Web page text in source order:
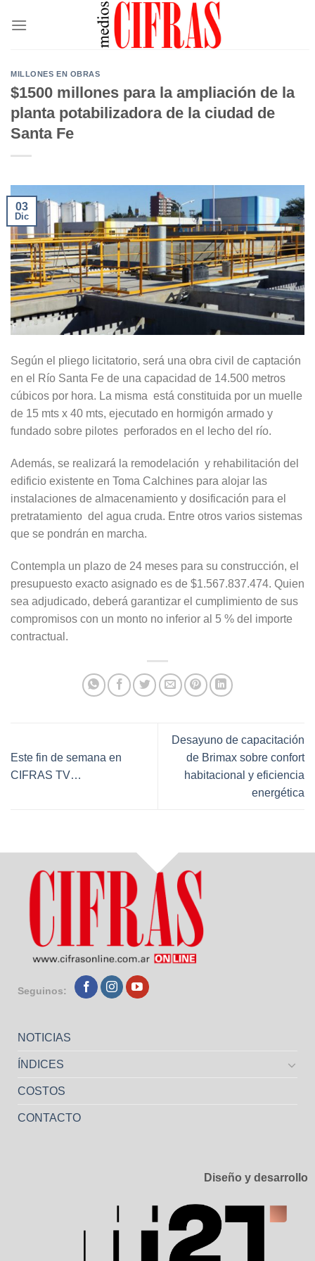
MILLONES EN OBRAS
$1500 millones para la ampliación de la
planta potabilizadora de la ciudad de
Santa Fe
03
Dic
Según el pliego licitatorio, será una obra civil de captación
en el Río Santa Fe de una capacidad de 14.500 metros
cúbicos por hora. La misma está constituida por un muelle
de 15 mts x 40 mts, ejecutado en hormigón armado y
fundado sobre pilotes perforados en el lecho del río.
Además, se realizará la remodelación y rehabilitación del
edificio existente en Toma Calchines para alojar las
instalaciones de almacenamiento y dosificación para el
pretratamiento del agua cruda. Entre otros varios sistemas
que se pondrán en marcha.
Contempla un plazo de 24 meses para su construcción, el
presupuesto exacto asignado es de $1.567.837.474. Quien
sea adjudicado, deberá garantizar el cumplimiento de sus
compromisos con un monto no inferior al 5 % del importe
contractual.
Este fin de semana en
CIFRAS TV…
Desayuno de capacitación
de Brimax sobre confort
habitacional y eficiencia
energética
Seguinos:
NOTICIAS
ÍNDICES
COSTOS
CONTACTO
Diseño y desarrollo